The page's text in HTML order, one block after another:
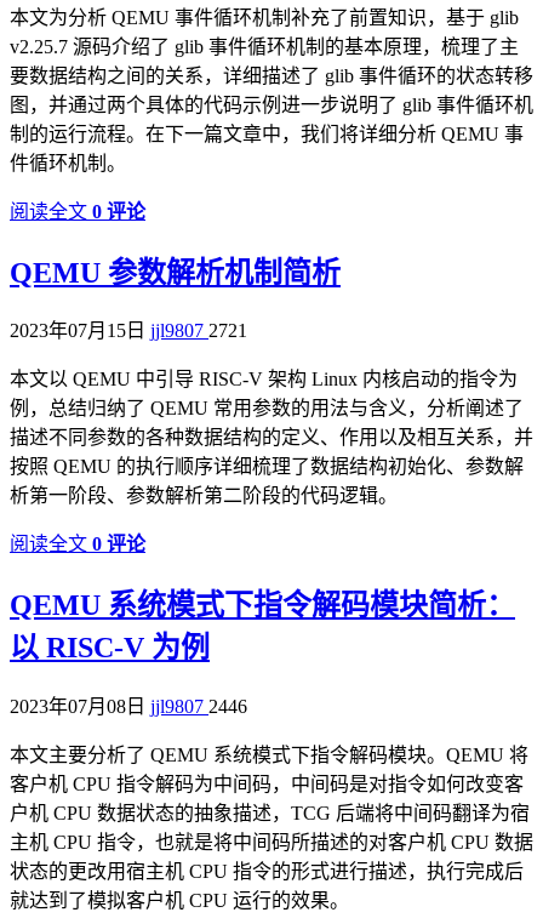
本文为分析 QEMU 事件循环机制补充了前置知识，基于 glib
v2.25.7 源码介绍了 glib 事件循环机制的基本原理，梳理了主
要数据结构之间的关系，详细描述了 glib 事件循环的状态转移
图，并通过两个具体的代码示例进一步说明了 glib 事件循环机
制的运行流程。在下一篇文章中，我们将详细分析 QEMU 事
件循环机制。
阅读全文 0 评论
QEMU 参数解析机制简析
2023年07月15日 jjl9807 2721
本文以 QEMU 中引导 RISC-V 架构 Linux 内核启动的指令为
例，总结归纳了 QEMU 常用参数的用法与含义，分析阐述了
描述不同参数的各种数据结构的定义、作用以及相互关系，并
按照 QEMU 的执行顺序详细梳理了数据结构初始化、参数解
析第一阶段、参数解析第二阶段的代码逻辑。
阅读全文 0 评论
QEMU 系统模式下指令解码模块简析：
以 RISC-V 为例
2023年07月08日 jjl9807 2446
本文主要分析了 QEMU 系统模式下指令解码模块。QEMU 将
客户机 CPU 指令解码为中间码，中间码是对指令如何改变客
户机 CPU 数据状态的抽象描述，TCG 后端将中间码翻译为宿
主机 CPU 指令，也就是将中间码所描述的对客户机 CPU 数据
状态的更改用宿主机 CPU 指令的形式进行描述，执行完成后
就达到了模拟客户机 CPU 运行的效果。